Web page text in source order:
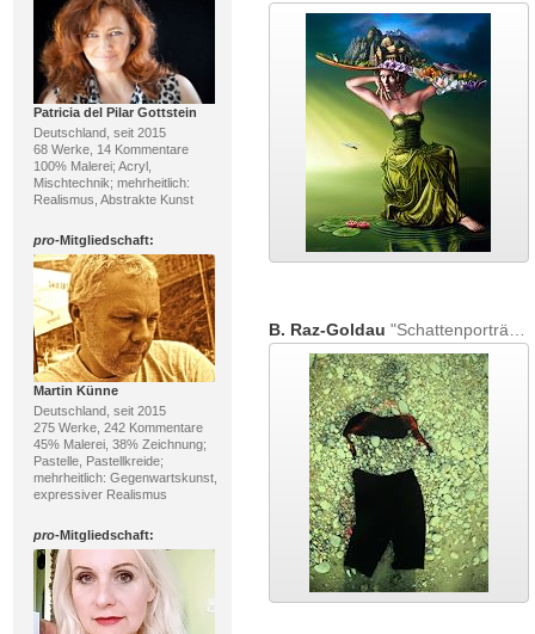
Patricia del Pilar Gottstein
Deutschland, seit 2015
68 Werke, 14 Kommentare
100% Malerei; Acryl,
Mischtechnik; mehrheitlich:
Realismus, Abstrakte Kunst
pro-Mitgliedschaft:
Martin Künne
Deutschland, seit 2015
275 Werke, 242 Kommentare
45% Malerei, 38% Zeichnung;
Pastelle, Pastellkreide;
mehrheitlich: Gegenwartskunst,
expressiver Realismus
pro-Mitgliedschaft:
B. Raz-Goldau "Schattenporträt mit Bikinioberteil und Gymnastikhose"